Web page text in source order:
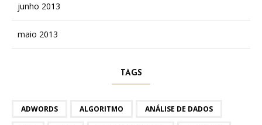
junho 2013
maio 2013
TAGS
ADWORDS ALGORITMO ANÁLISE DE DADOS